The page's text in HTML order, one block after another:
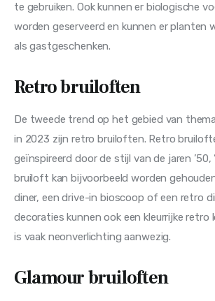
te gebruiken. Ook kunnen er biologische
worden geserveerd en kunnen er planten
als gastgeschenken.
Retro bruiloften
De tweede trend op het gebied van
in 2023 zijn retro bruiloften. Retro
geïnspireerd door de stijl van de jaren ’50,
bruiloft kan bijvoorbeeld worden
diner, een drive-in bioscoop of een retro
decoraties kunnen ook een kleurrijke retro
is vaak neonverlichting aanwezig.
Glamour bruiloften